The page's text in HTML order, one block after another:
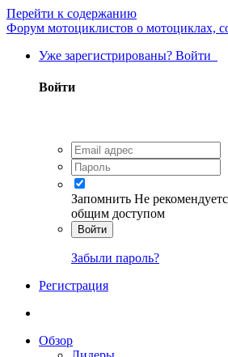
Перейти к содержанию
Форум мотоциклистов о мотоциклах,
Уже зарегистрированы? Войти
Войти
Запомнить Не
общим доступом
Войти
Забыли пароль?
Регистрация
Обзор